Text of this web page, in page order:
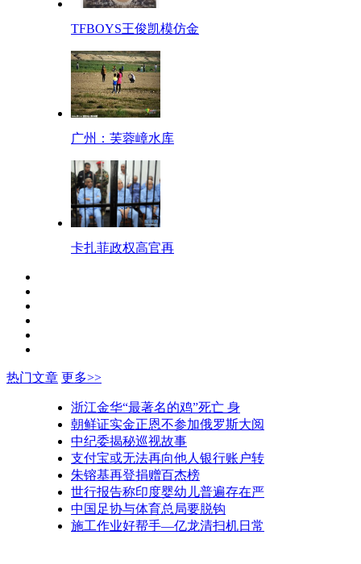
TFBOYS王俊凯模仿金
广州：芙蓉嶂水库
卡扎菲政权高官再
热门文章 更多>>
浙江金华“最著名的鸡”死亡 身
朝鲜证实金正恩不参加俄罗斯大阅
中纪委揭秘巡视故事
支付宝或无法再向他人银行账户转
朱镕基再登捐赠百杰榜
世行报告称印度婴幼儿普遍存在严
中国足协与体育总局要脱钩
施工作业好帮手—亿龙清扫机日常